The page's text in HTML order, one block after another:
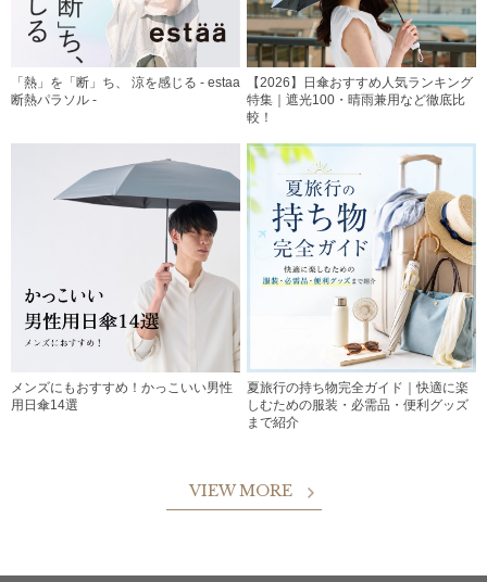
「熱」を「断」ち、 涼を感じる - estaa
断熱パラソル -
【2026】日傘おすすめ人気ランキング
特集｜遮光100・晴雨兼用など徹底比
較！
メンズにもおすすめ！かっこいい男性
用日傘14選
夏旅行の持ち物完全ガイド｜快適に楽
しむための服装・必需品・便利グッズ
まで紹介
VIEW MORE